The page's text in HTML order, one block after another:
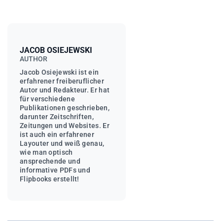
JACOB OSIEJEWSKI
AUTHOR
Jacob Osiejewski ist ein
erfahrener freiberuflicher
Autor und Redakteur. Er hat
für verschiedene
Publikationen geschrieben,
darunter Zeitschriften,
Zeitungen und Websites. Er
ist auch ein erfahrener
Layouter und weiß genau,
wie man optisch
ansprechende und
informative PDFs und
Flipbooks erstellt!